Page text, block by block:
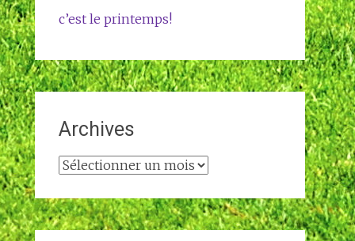
c’est le printemps!
Archives
Archives